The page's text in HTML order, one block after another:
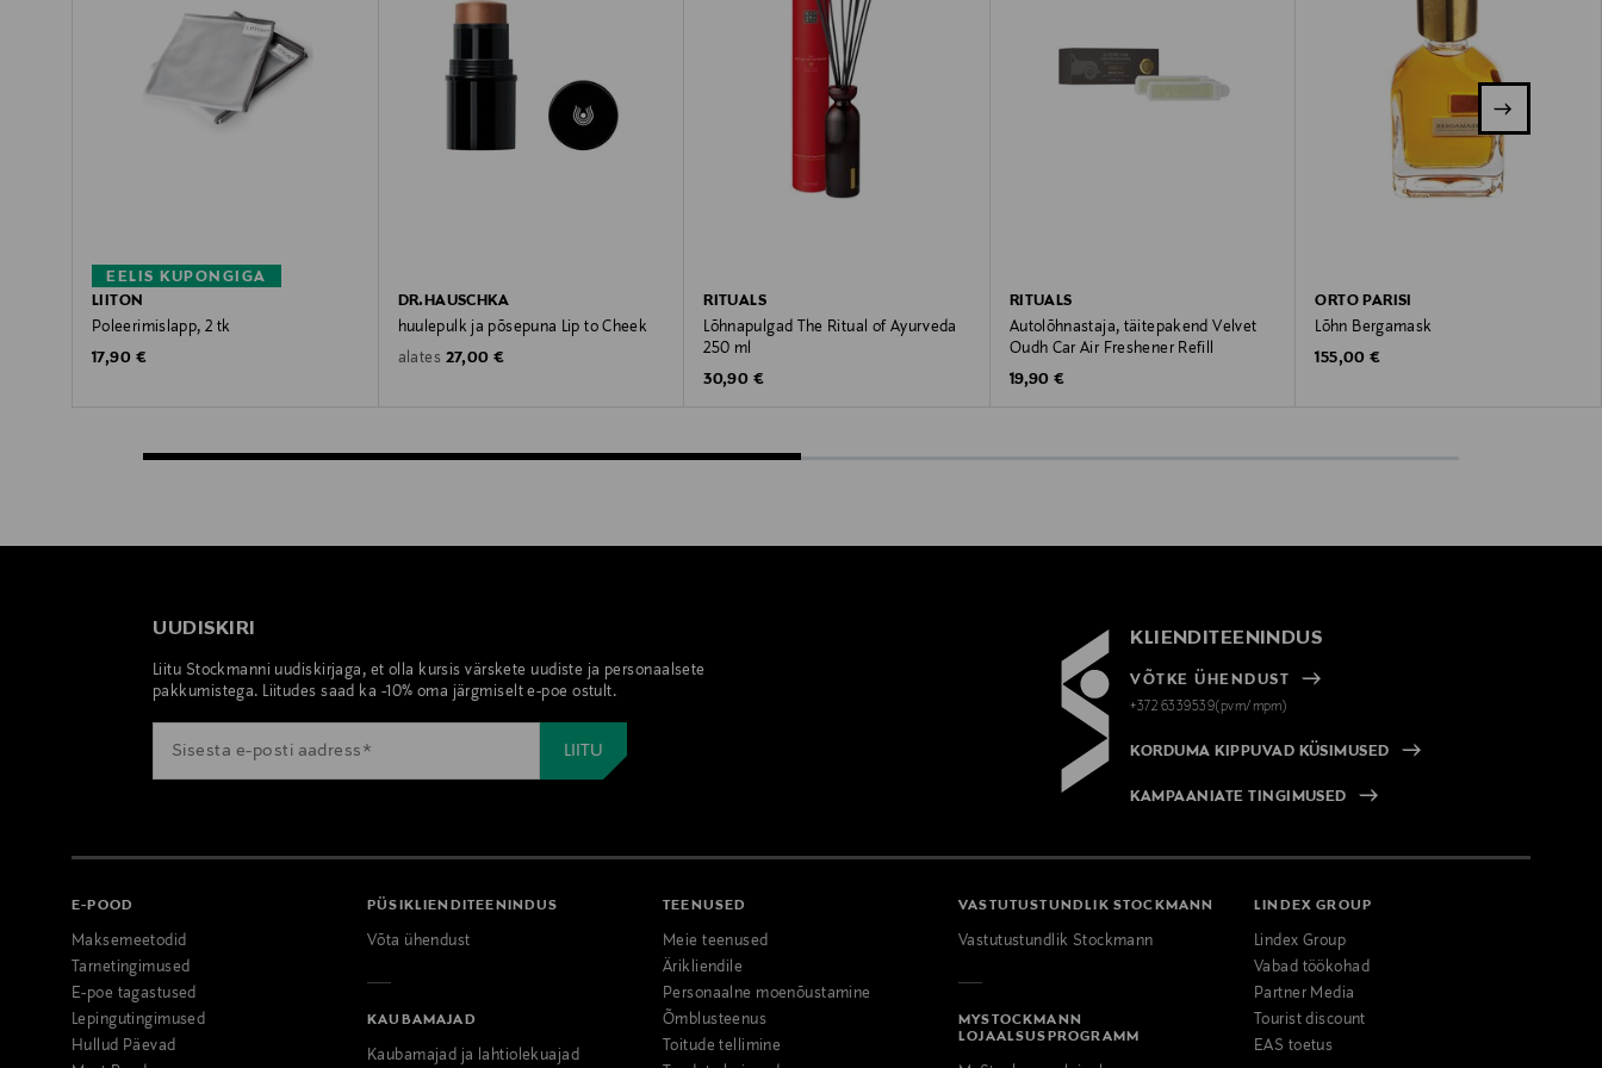
EELIS KUPONGIGA
LIITON
Poleerimislapp, 2 tk
Original Price
17,90 €
DR.HAUSCHKA
huulepulk ja põsepuna Lip to Cheek
alates Original Price
27,00 €
RITUALS
Lõhnapulgad The Ritual of Ayurveda
250 ml
Original Price
30,90 €
RITUALS
Autolõhnastaja, täitepakend Velvet
Oudh Car Air Freshener Refill
Original Price
19,90 €
ORTO PARISI
Lõhn Bergamask
Original Price
155,00 €
UUDISKIRI
Liitu Stockmanni uudiskirjaga, et olla kursis värskete uudiste ja personaalsete
pakkumistega. Liitudes saad ka -10% oma järgmiselt e-poe ostult.
KLIENDITEENINDUS
VÕTKE ÜHENDUST
+372 6339539(pvm/mpm)
KORDUMA KIPPUVAD KÜSIMUSED
KAMPAANIATE TINGIMUSED
E-POOD
Maksemeetodid
Tarnetingimused
E-poe tagastused
Lepingutingimused
Hullud Päevad
PÜSIKLIENDITEENINDUS
Võta ühendust
KAUBAMAJAD
Kaubamajad ja lahtiolekuajad
TEENUSED
Meie teenused
Ärikliendile
Personaalne moenõustamine
Õmblusteenus
Toitude tellimine
VASTUTUSTUNDLIK STOCKMANN
Vastutustundlik Stockmann
MYSTOCKMANN
LOJAALSUSPROGRAMM
LINDEX GROUP
Lindex Group
Vabad töökohad
Partner Media
Tourist discount
EAS toetus